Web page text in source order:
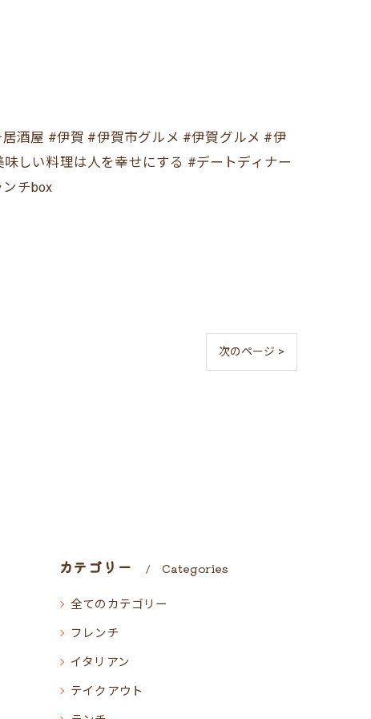
酒屋 #伊賀 #伊賀市グルメ #伊賀グルメ #伊
しい料理は人を幸せにする #デートディナー
チbox
次のページ >
カテゴリー Categories
全てのカテゴリー
フレンチ
イタリアン
テイクアウト